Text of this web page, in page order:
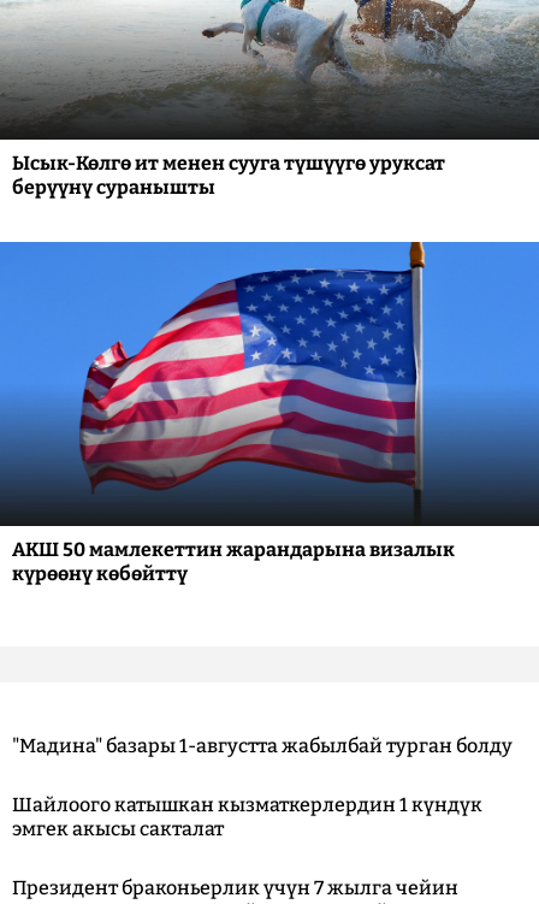
Ысык-Көлгө ит менен сууга түшүүгө уруксат
берүүнү суранышты
АКШ 50 мамлекеттин жарандарына визалык
күрөөнү көбөйттү
"Мадина" базары 1-августта жабылбай турган болду
Шайлоого катышкан кызматкерлердин 1 күндүк
эмгек акысы сакталат
Президент браконьерлик үчүн 7 жылга чейин